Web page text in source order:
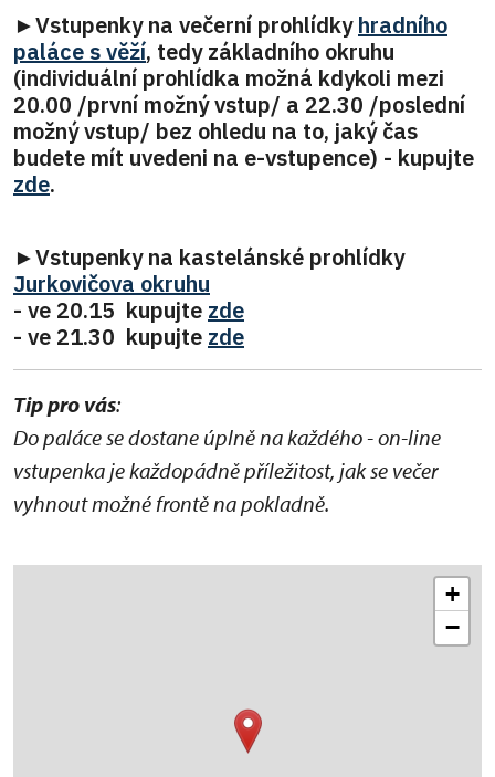
►Vstupenky na večerní prohlídkyhradního
paláce s věží, tedy základního okruhu
(individuální prohlídka možná kdykoli mezi
20.00 /první možný vstup/ a 22.30 /poslední
možný vstup/ bez ohledu na to, jaký čas
budete mít uvedeni na e-vstupence) - kupujte
zde.
►Vstupenky na kastelánské prohlídky
Jurkovičova okruhu
- ve 20.15 kupujte zde
- ve 21.30 kupujte zde
Tip pro vás:
Do paláce se dostane úplně na každého - on-line
vstupenka je každopádně příležitost, jak se večer
vyhnout možné frontě na pokladně.
+
−